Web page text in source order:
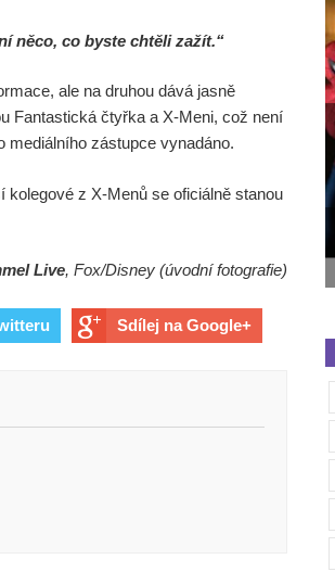
něco, co byste chtěli zažít.“
ale na druhou dává jasně
Fantastická čtyřka a X-Meni, což není
mediálního zástupce vynadáno.
z X-Menů se oficiálně stanou
Live, Fox/Disney (úvodní fotografie)
Sdílej na Google+